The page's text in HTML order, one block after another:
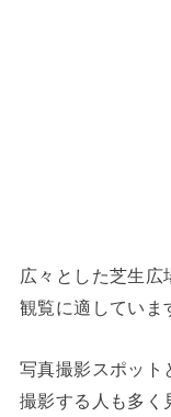
広々とした芝生広
観覧に適していま
写真撮影スポット
撮影する人も多く